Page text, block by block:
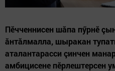
Пӗчченнисен шăпа пӳрнӗ
ăнтăлмалла, шыракан
аталантарасси çинчен
амбицисене пӗрлештерсен